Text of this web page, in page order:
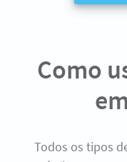
Como
Todos os tipos